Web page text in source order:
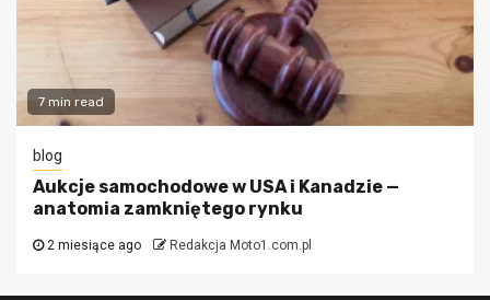
7 min read
blog
Aukcje samochodowe w USA i Kanadzie —
anatomia zamkniętego rynku
2 miesiące ago Redakcja Moto1.com.pl